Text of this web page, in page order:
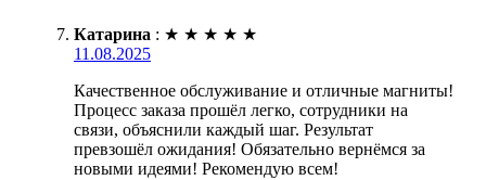
Катарина : ★ ★ ★ ★ ★
11.08.2025
Качественное обслуживание и отличные магниты!
Процесс заказа прошёл легко, сотрудники на
связи, объяснили каждый шаг. Результат
превзошёл ожидания! Обязательно вернёмся за
новыми идеями! Рекомендую всем!